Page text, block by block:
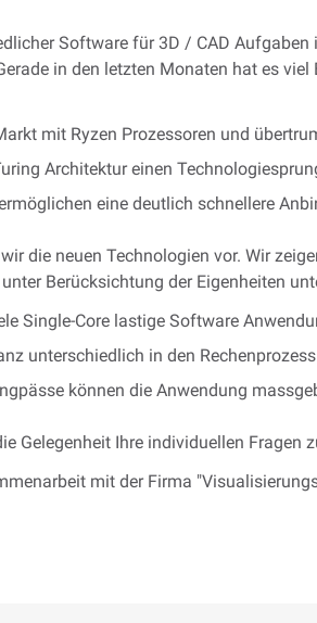
Software für 3D / CAD
in den letzten Monaten hat es
mit Ryzen Prozessoren und
Architektur einen
eine deutlich schnellere
die neuen Technologien vor. Wir
Berücksichtung der Eigenheiten
Single-Core lastige Software
unterschiedlich in den
können die Anwendung
Gelegenheit Ihre individuellen Fragen
mit der Firma